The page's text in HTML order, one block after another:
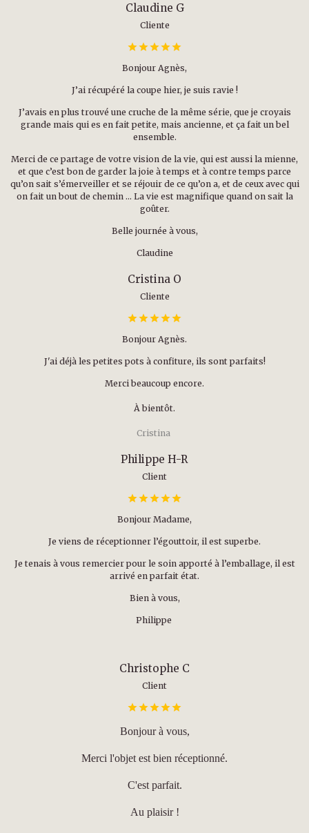
Claudine G
Cliente
Bonjour Agnès,
J’ai récupéré la coupe hier, je suis ravie !
J’avais en plus trouvé une cruche de la même série, que je croyais
grande mais qui es en fait petite, mais ancienne, et ça fait un bel
ensemble.
Merci de ce partage de votre vision de la vie, qui est aussi la mienne,
et que c’est bon de garder la joie à temps et à contre temps parce
qu’on sait s’émerveiller et se réjouir de ce qu’on a, et de ceux avec qui
on fait un bout de chemin … La vie est magnifique quand on sait la
goûter.
Belle journée à vous,
Claudine
Cristina O
Cliente
Bonjour Agnès.
J'ai déjà les petites pots à confiture, ils sont parfaits!
Merci beaucoup encore.
À bientôt.
Cristina
Philippe H-R
Client
Bonjour Madame,
Je viens de réceptionner l’égouttoir, il est superbe.
Je tenais à vous remercier pour le soin apporté à l’emballage, il est
arrivé en parfait état.
Bien à vous,
Philippe
Christophe C
Client
Bonjour à vous,
Merci l'objet est bien réceptionné.
C'est parfait.
Au plaisir !